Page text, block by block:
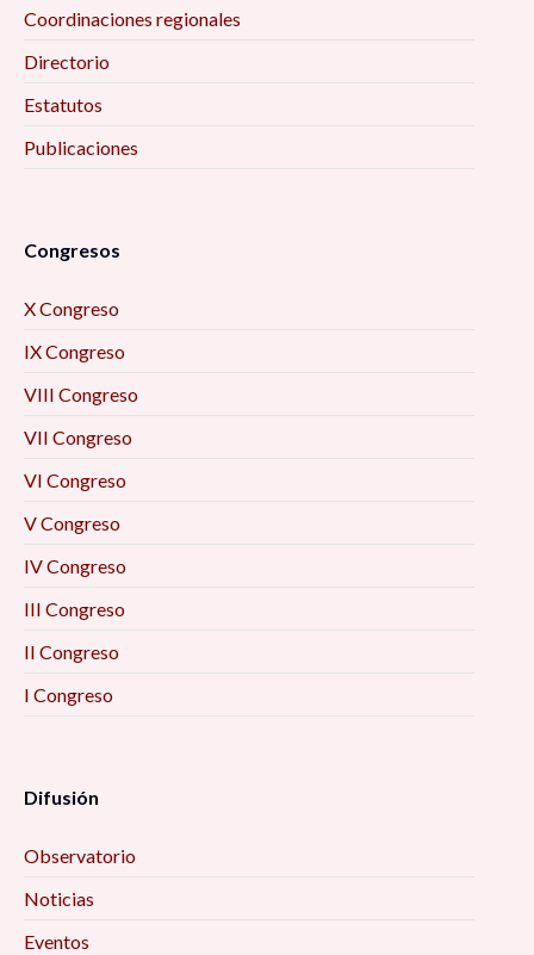
Coordinaciones regionales
Directorio
Estatutos
Publicaciones
Congresos
X Congreso
IX Congreso
VIII Congreso
VII Congreso
VI Congreso
V Congreso
IV Congreso
III Congreso
II Congreso
I Congreso
Difusión
Observatorio
Noticias
Eventos